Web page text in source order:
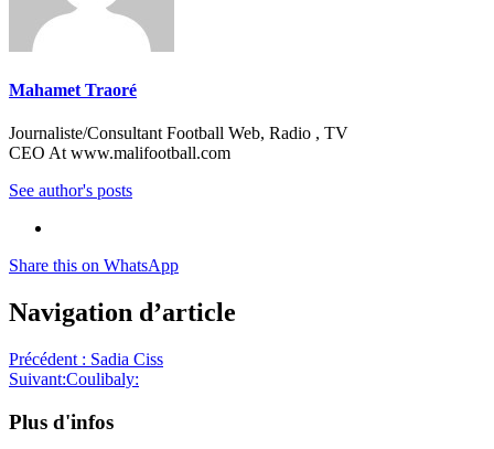
Mahamet Traoré
Journaliste/Consultant Football Web, Radio , TV
CEO At www.malifootball.com
See author's posts
Share this on WhatsApp
Navigation d’article
Précédent : Sadia Ciss
Suivant:Coulibaly:
Plus d'infos